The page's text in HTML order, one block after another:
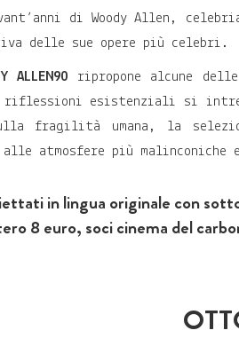
di Woody Allen,
delle sue opere più celebri.
ALLEN90 ripropone alcune
e riflessioni esistenziali si
fragilità umana, la
atmosfere più malinconiche
in lingua originale con
8 euro, soci cinema del